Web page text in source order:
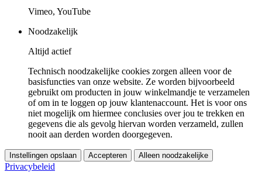
Vimeo, YouTube
Noodzakelijk
Altijd actief
Technisch noodzakelijke cookies zorgen alleen voor de
basisfuncties van onze website. Ze worden bijvoorbeeld
gebruikt om producten in jouw winkelmandje te verzamelen
of om in te loggen op jouw klantenaccount. Het is voor ons
niet mogelijk om hiermee conclusies over jou te trekken en
gegevens die als gevolg hiervan worden verzameld, zullen
nooit aan derden worden doorgegeven.
Instellingen opslaan Accepteren Alleen noodzakelijke
Privacybeleid